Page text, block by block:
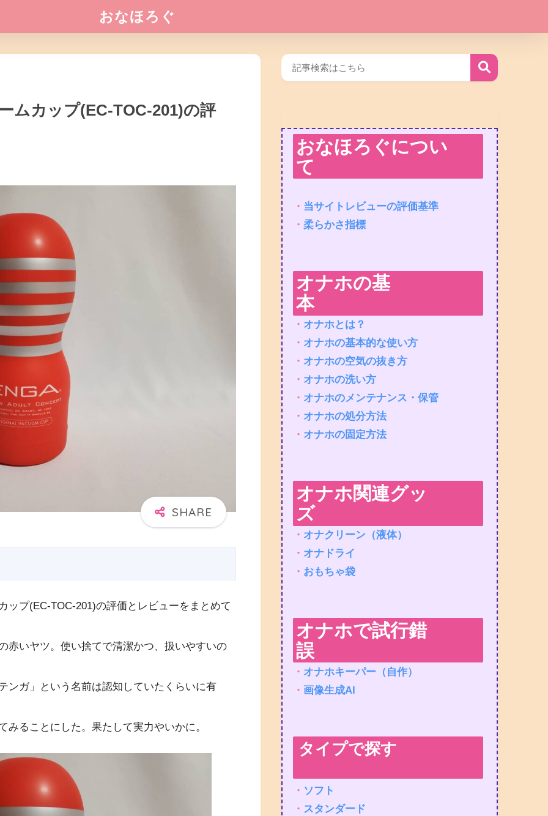
おなほろぐ
ムカップ(EC-TOC-201)の評
ップ(EC-TOC-201)の評価とレビューをまとめて
赤いヤツ。使い捨てで清潔かつ、扱いやすいの
ンガ」という名前は認知していたくらいに有
ることにした。果たして実力やいかに。
おなほろぐについ
て
・ 当サイトレビューの評価基準
・ 柔らかさ指標
オナホの基
本
・ オナホとは？
・ オナホの基本的な使い方
・ オナホの空気の抜き方
・ オナホの洗い方
・ オナホのメンテナンス・保管
・ オナホの処分方法
・ オナホの固定方法
オナホ関連グッ
ズ
・ オナクリーン（液体）
・ オナドライ
・ おもちゃ袋
オナホで試行錯
誤
・ オナホキーパー（自作）
・ 画像生成AI
タイプで探す
・ ソフト
・ スタンダード